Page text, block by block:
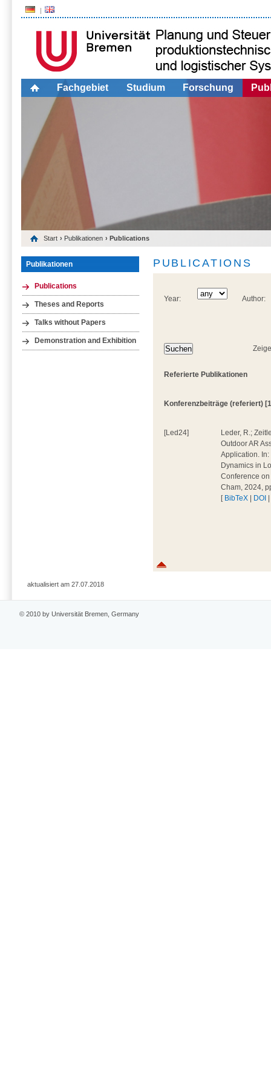
Fachgebiet Studium Forschung
Start › Publikationen › Publications
Publikationen
Publications
Theses and Reports
Talks without Papers
Demonstration and Exhibition
PUBLICATIONS
Year: Author:
Referierte Publikationen
Konferenzbeiträge (referiert)
[Led24]
Leder, R.;
Outdoor AR
Application. In:
Dynamics in
Conference
Cham, 2024,
[ BibTeX | DOI
aktualisiert am 27.07.2018
© 2010 by Universität Bremen, Germany